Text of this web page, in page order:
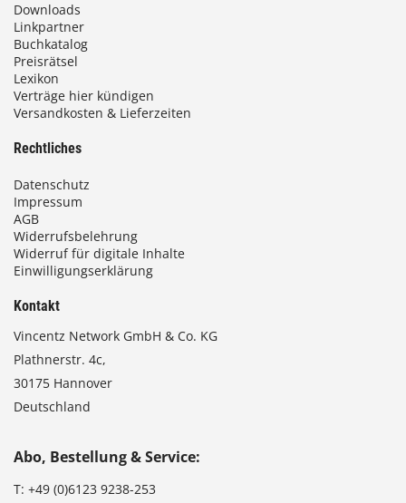
Downloads
Linkpartner
Buchkatalog
Preisrätsel
Lexikon
Verträge hier kündigen
Versandkosten & Lieferzeiten
Rechtliches
Datenschutz
Impressum
AGB
Widerrufsbelehrung
Widerruf für digitale Inhalte
Einwilligungserklärung
Kontakt
Vincentz Network GmbH & Co. KG
Plathnerstr. 4c,
30175 Hannover
Deutschland
Abo, Bestellung & Service:
T: +49 (0)6123 9238-253